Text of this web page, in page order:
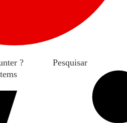
?
Pesquisar